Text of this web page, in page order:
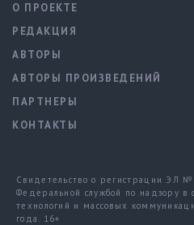
О ПРОЕКТЕ
РЕДАКЦИЯ
АВТОРЫ
АВТОРЫ ПРОИЗВЕДЕНИЙ
ПАРТНЕРЫ
КОНТАКТЫ
Свидетельство о регистрации ЭЛ
Федеральной службой по надзору
технологий и массовых
года. 16+